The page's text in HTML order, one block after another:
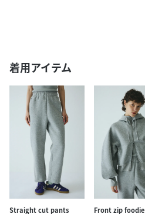
着用アイテム
Straight cut pants Front zip foodie